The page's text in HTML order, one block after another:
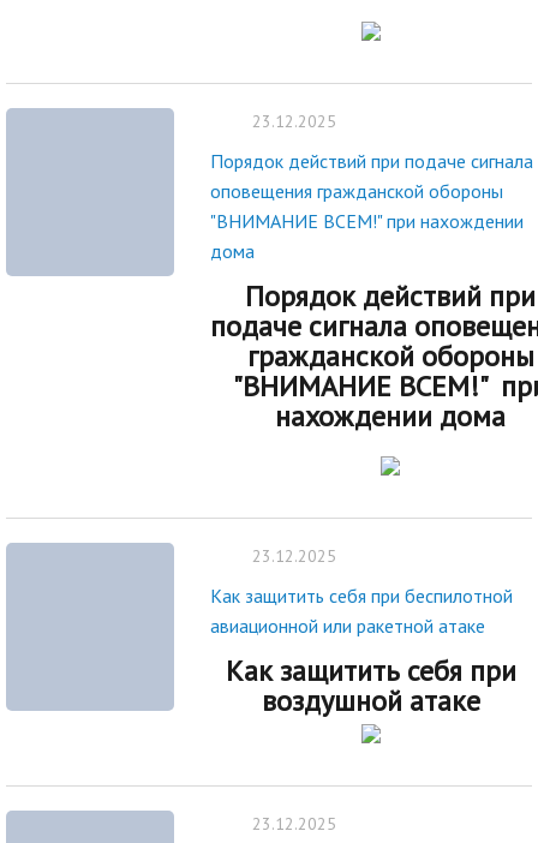
23.12.2025
Порядок действий при подаче сигнала
оповещения гражданской обороны
"ВНИМАНИЕ ВСЕМ!" при нахождении
дома
Порядок действий при
подаче сигнала
гражданской обороны
"ВНИМАНИЕ ВСЕМ!"
нахождении дома
23.12.2025
Как защитить себя при беспилотной
авиационной или ракетной атаке
Как защитить себя при
воздушной атаке
23.12.2025